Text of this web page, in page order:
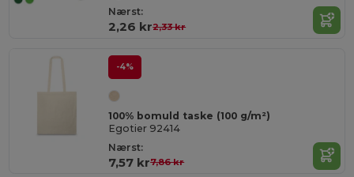
Nærst:
2,26 kr2,33 kr
-4%
100% bomuld taske (100 g/m²)
Egotier 92414
Nærst:
7,57 kr7,86 kr